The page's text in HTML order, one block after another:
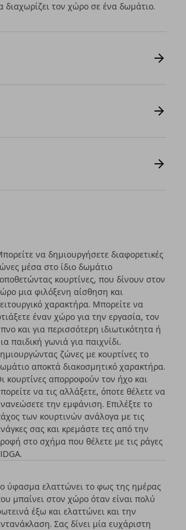
τον χώρο σε ένα δωμάτιο.
να δημιουργήσετε διαφορετικές
μέσα στο ίδιο δωμάτιο
κουρτίνες, που δίνουν στον
μια φιλόξενη αίσθηση και
χαρακτήρα. Μπορείτε να
έναν χώρο για την εργασία, τον
και για περισσότερη ιδιωτικότητα ή
παιδική γωνιά για παιχνίδι.
ζώνες με κουρτίνες το
αποκτά διακοσμητικό χαρακτήρα.
κουρτίνες απορροφούν τον ήχο και
να τις αλλάξετε, όποτε θέλετε να
την εμφάνιση. Επιλέξτε το
των κουρτινών ανάλογα με τις
σας και κρεμάστε τες από την
στο σχήμα που θέλετε με τις ράγες
ύφασμα ελαττώνει το φως της ημέρας
μπαίνει στον χώρο όταν είναι πολύ
έξω και ελαττώνει και την
Σας δίνει μία ευχάριστη